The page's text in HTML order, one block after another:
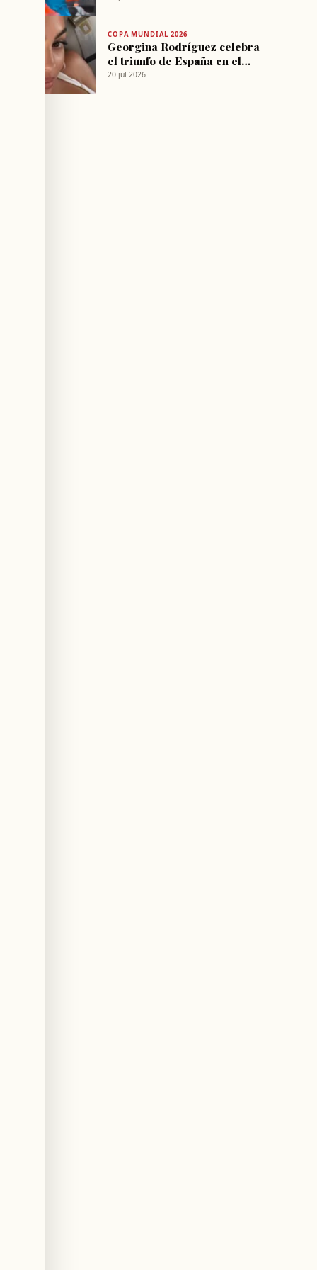
COPA MUNDIAL 2026
Georgina Rodríguez celebra
el triunfo de España en el
Mundial 2026
20 jul 2026